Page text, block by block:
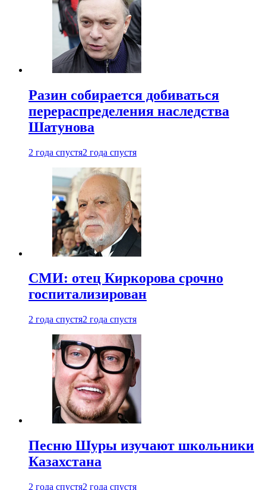
Разин собирается добиваться
перераспределения наследства
Шатунова
2 года спустя2 года спустя
СМИ: отец Киркорова срочно
госпитализирован
2 года спустя2 года спустя
Песню Шуры изучают школьники
Казахстана
2 года спустя2 года спустя